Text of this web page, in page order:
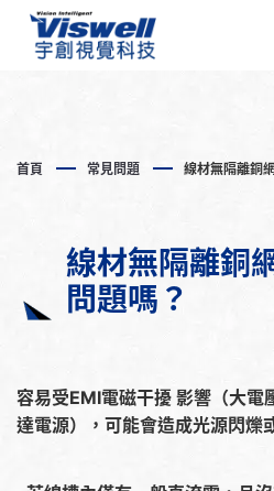
首頁 常見問題 線材無隔離銅
線材無隔離銅
問題嗎？
容易受EMI電磁干擾 影響（大
達電源），可能會造成光源閃爍